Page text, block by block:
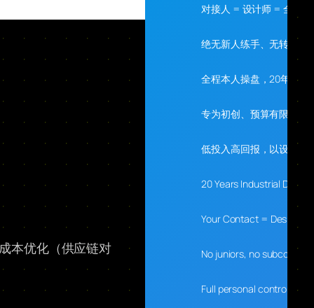
本优化（供应链对
对接人 = 设计师 = 全程
绝无新人练手、无转包、
全程本人操盘，20年经验
专为初创、预算有限、需
低投入高回报，以设计落
20 Years Industrial
Your Contact = Designer
No juniors, no
Full personal control, 20